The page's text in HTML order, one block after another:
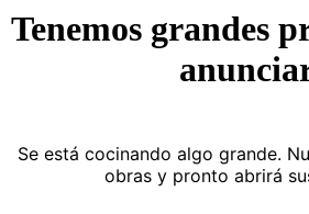
Tenemos grandes
Se está cocinando algo grande.
obras y pronto abrirá